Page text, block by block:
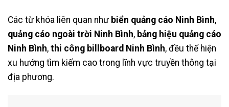
Các từ khóa liên quan như biển quảng cáo Ninh Bình,
quảng cáo ngoài trời Ninh Bình, bảng hiệu quảng cáo
Ninh Bình, thi công billboard Ninh Bình, đều thể hiện
xu hướng tìm kiếm cao trong lĩnh vực truyền thông tại
địa phương.